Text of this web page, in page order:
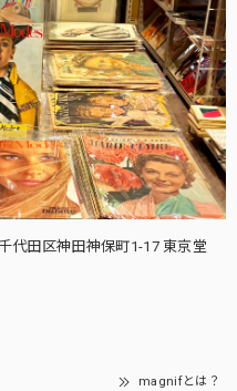
代田区神田神保町1-17 東京堂
magnifとは？